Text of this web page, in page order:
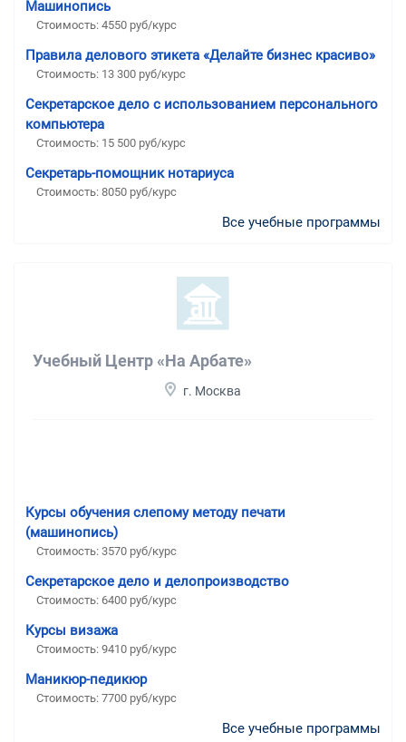
Машинопись
Стоимость: 4550 руб/курс
Правила делового этикета «Делайте бизнес красиво»
Стоимость: 13 300 руб/курс
Секретарское дело с использованием персонального
компьютера
Стоимость: 15 500 руб/курс
Секретарь-помощник нотариуса
Стоимость: 8050 руб/курс
Все учебные программы
Учебный Центр «На Арбате»
г. Москва
Курсы обучения слепому методу печати
(машинопись)
Стоимость: 3570 руб/курс
Секретарское дело и делопроизводство
Стоимость: 6400 руб/курс
Курсы визажа
Стоимость: 9410 руб/курс
Маникюр-педикюр
Стоимость: 7700 руб/курс
Все учебные программы